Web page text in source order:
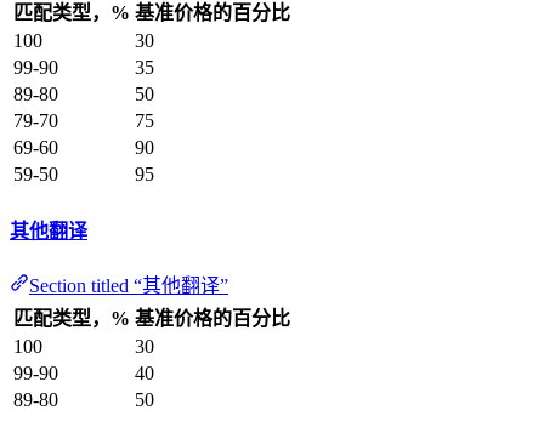
匹配类型，% 基准价格的百分比
100
30
99-90
35
89-80
50
79-70
75
69-60
90
59-50
95
其他翻译
Section titled “其他翻译”
匹配类型，% 基准价格的百分比
100
30
99-90
40
89-80
50